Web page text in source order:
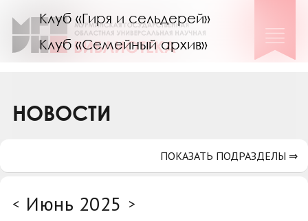
Клуб «Гиря и сельдерей»
Клуб «Семейный архив»
Коллегам
НОВОСТИ
< Июнь 2025 >
ПОКАЗАТЬ ПОДРАЗДЕЛЫ ⇒